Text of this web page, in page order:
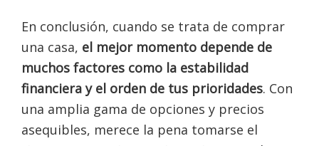
En conclusión, cuando se trata de comprar
una casa, el mejor momento depende de
muchos factores como la estabilidad
financiera y el orden de tus prioridades. Con
una amplia gama de opciones y precios
asequibles, merece la pena tomarse el